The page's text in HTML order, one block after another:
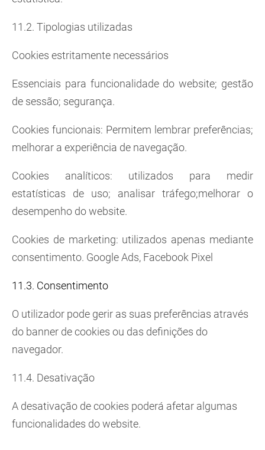
11.2. Tipologias utilizadas
Cookies estritamente necessários
Essenciais para funcionalidade do website; gestão
de sessão; segurança.
Cookies funcionais: Permitem lembrar preferências;
melhorar a experiência de navegação.
Cookies analíticos: utilizados para medir
estatísticas de uso; analisar tráfego;melhorar o
desempenho do website.
Cookies de marketing: utilizados apenas mediante
consentimento. Google Ads, Facebook Pixel
11.3. Consentimento
O utilizador pode gerir as suas preferências através
do banner de cookies ou das definições do
navegador.
11.4. Desativação
A desativação de cookies poderá afetar algumas
funcionalidades do website.